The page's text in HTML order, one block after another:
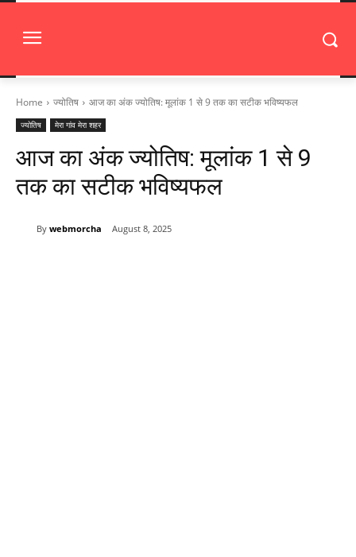
Home ज्योतिष आज का अंक ज्योतिष: मूलांक 1 से 9 तक का सटीक भविष्यफल
ज्योतिष मेरा गांव मेरा शहर
आज का अंक ज्योतिष: मूलांक 1 से 9
तक का सटीक भविष्यफल
By webmorcha August 8, 2025